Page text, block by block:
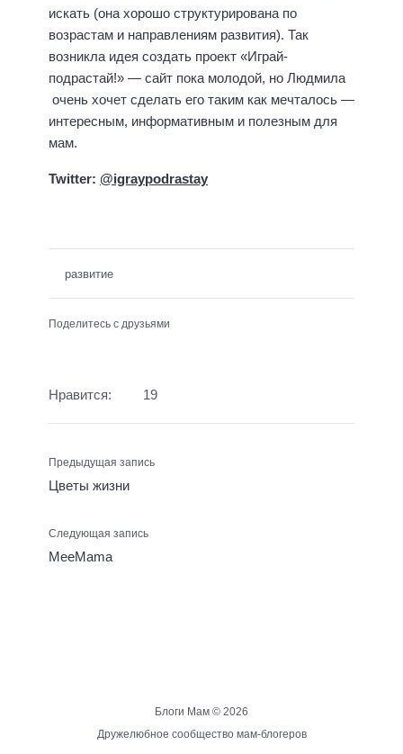
искать (она хорошо структурирована по
возрастам и направлениям развития). Так
возникла идея создать проект «Играй-
подрастай!» — сайт пока молодой, но Людмила
очень хочет сделать его таким как мечталось —
интересным, информативным и полезным для
мам.
Twitter: @igraypodrastay
развитие
Поделитесь с друзьями
Нравится: 19
Предыдущая запись
Цветы жизни
Следующая запись
MeeMama
Блоги Мам © 2026
Дружелюбное сообщество мам-блогеров